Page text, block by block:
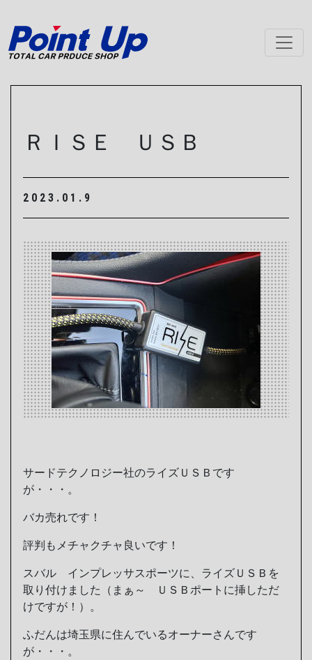
メインナビゲーション
ＲＩＳＥ ＵＳＢ
2023.01.9
サードテクノロジー社のライズＵＳＢです
が・・・。
バカ売れです！
評判もメチャクチャ良いです！
スバル インプレッサスポーツに、ライズＵＳＢを
取り付けました（まぁ～ ＵＳＢポートに挿しただ
けですが！）。
ふだんは埼玉県に住んでいるオーナーさんです
が・・・。